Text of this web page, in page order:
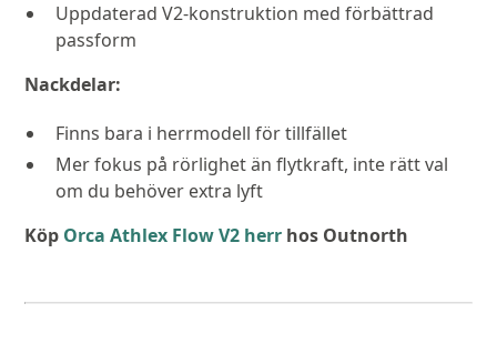
Uppdaterad V2-konstruktion med förbättrad
passform
Nackdelar:
Finns bara i herrmodell för tillfället
Mer fokus på rörlighet än flytkraft, inte rätt val
om du behöver extra lyft
Köp Orca Athlex Flow V2 herr hos Outnorth